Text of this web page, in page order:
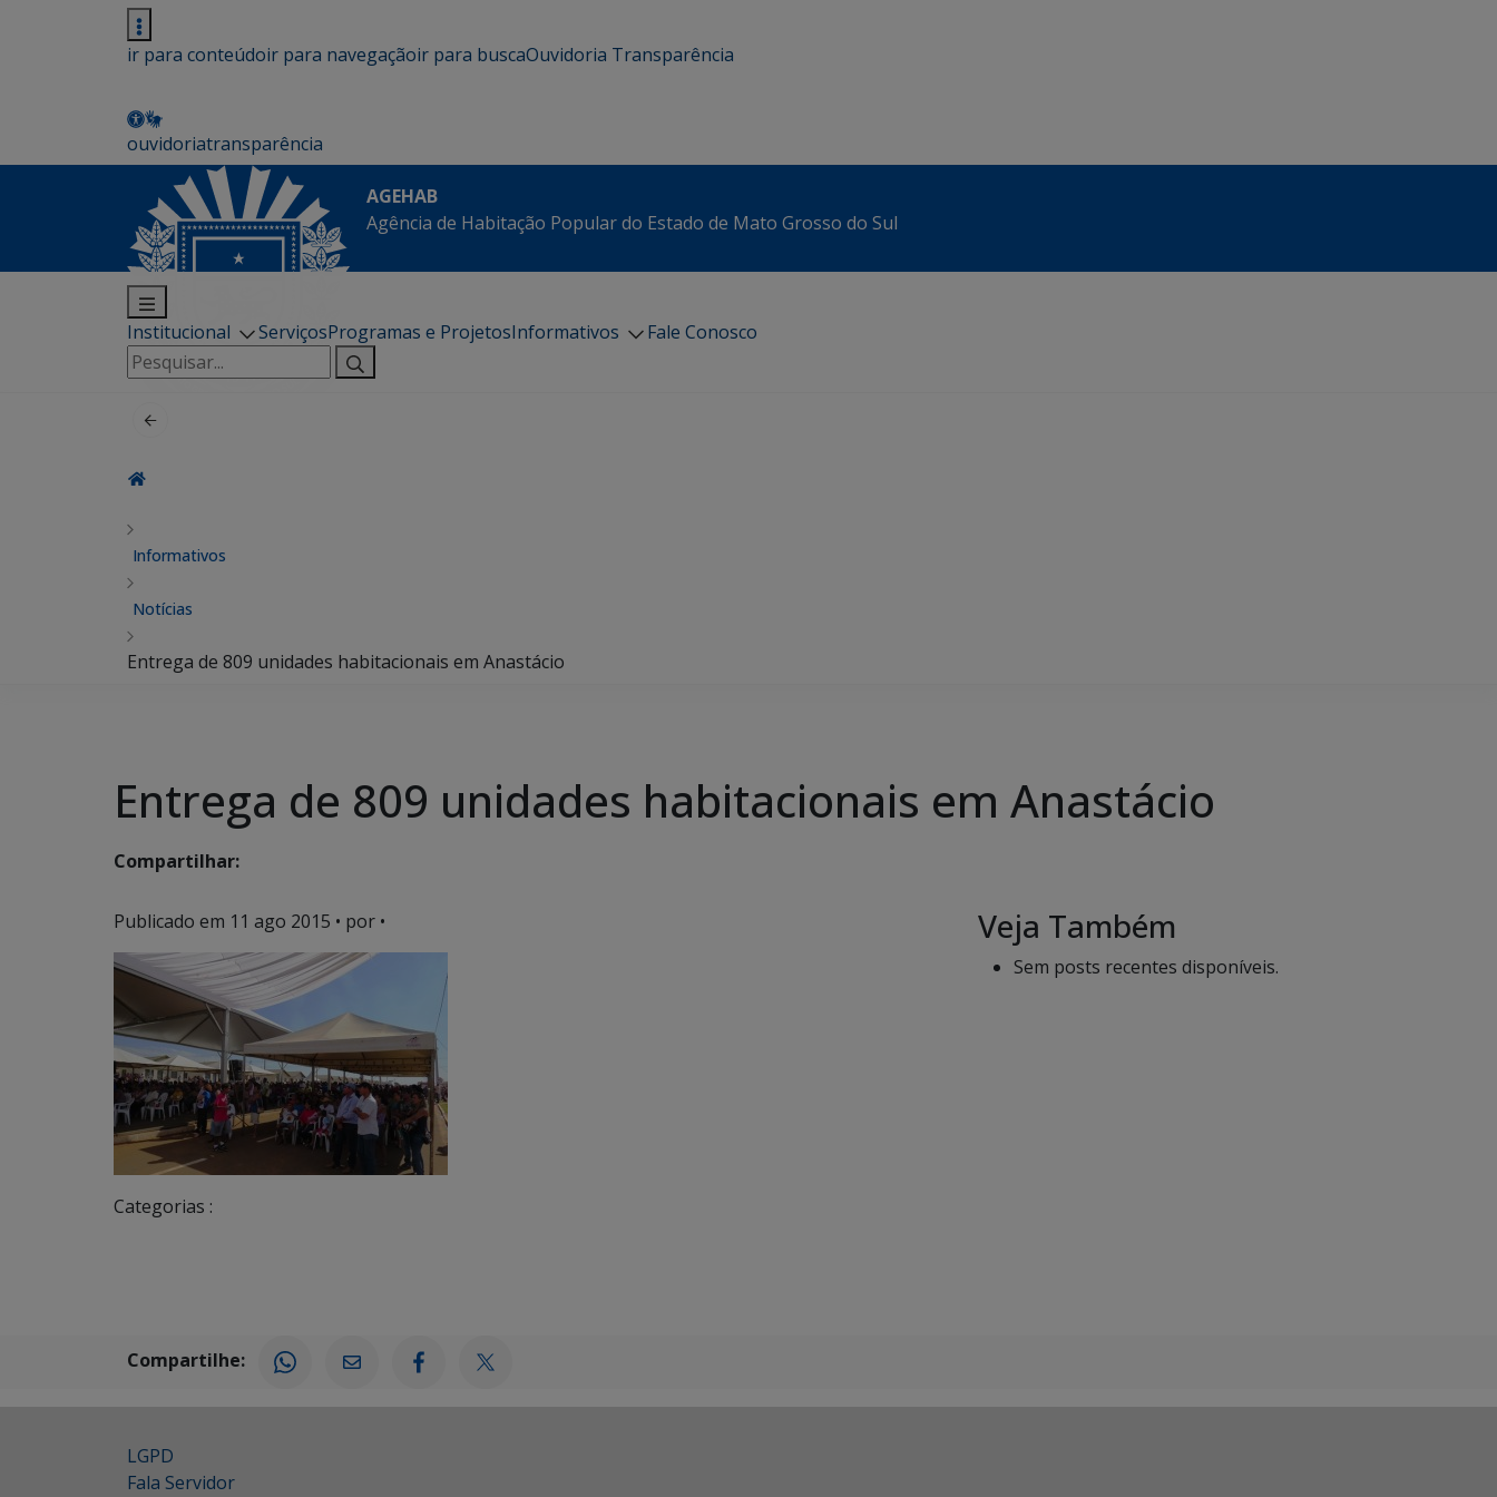
ir para conteúdoir para navegaçãoir para buscaOuvidoria Transparência
ouvidoriatransparência
AGEHAB
Agência de Habitação Popular do Estado de Mato Grosso do Sul
Institucional ServiçosProgramas e ProjetosInformativos
Fale Conosco
Pesquisar
por:
Informativos
Notícias
Entrega de 809 unidades habitacionais em Anastácio
Entrega de 809 unidades habitacionais em Anastácio
Compartilhar:
Publicado em 11 ago 2015 • por •
Categorias :
Veja Também
Sem posts recentes disponíveis.
Compartilhe:
LGPD
Fala Servidor